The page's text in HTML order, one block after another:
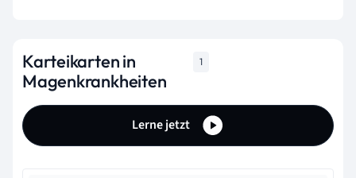
Karteikarten in
Magenkrankheiten
1
Lerne jetzt